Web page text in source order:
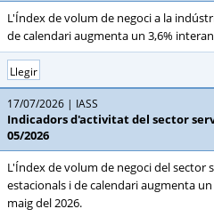
L'Índex de volum de negoci a la
de calendari augmenta un 3,6%
Llegir
17/07/2026 IASS
Indicadors d'activitat del sector
05/2026
L'Índex de volum de negoci del sector
estacionals i de calendari augmenta
maig del 2026.